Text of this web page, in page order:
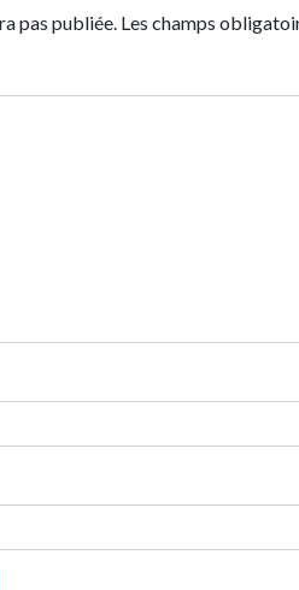
pas publiée. Les champs